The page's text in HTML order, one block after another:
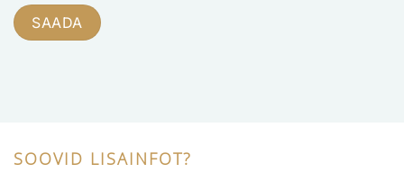
SOOVID LISAINFOT?